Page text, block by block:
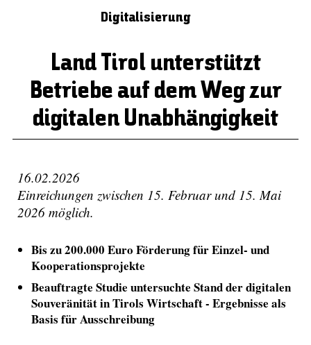
Digitalisierung
Land Tirol unterstützt
Betriebe auf dem Weg zur
digitalen Unabhängigkeit
16.02.2026
Einreichungen zwischen 15. Februar und 15. Mai
2026 möglich.
Bis zu 200.000 Euro Förderung für Einzel- und
Kooperationsprojekte
Beauftragte Studie untersuchte Stand der digitalen
Souveränität in Tirols Wirtschaft - Ergebnisse als
Basis für Ausschreibung